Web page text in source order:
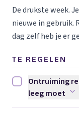
De drukste week.
nieuwe in gebruik.
dag zelf heb je er
TE REGELEN
Ontruiming
Ontruiming
leeg moet